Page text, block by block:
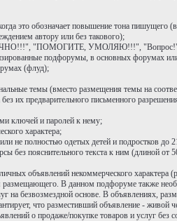
это обозначает повышение тона пишущего
автору или без такового);
"ПОМОГИТЕ, УМОЛЯЮ!!!", "Вопрос!"
подфорумы, в основных форумах
(флуд);
темы (вместо размещения темы на
их предварительного письменного
ключей и паролей к нему;
характера;
не полностью одетых детей и подростков до
без пояснительного текста к ним (длиной
объявлений некоммерческого
размещающего. В данном подфоруме также
на безвозмездной основе. В объявлениях,
что разместивший объявление - живой
о продаже/покупке товаров и услуг без